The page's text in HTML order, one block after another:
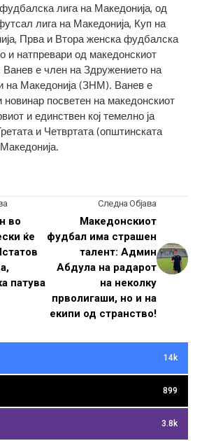
лига на Македонија, од
лига на Македонија, Куп на
Прва и Втора женска фудбалска
и натпревари од македонскиот
Ванев е член на Здружението на
на Македонија (ЗНМ). Ванев е
новинар посветен на македонскиот
и единствен кој темелно ја
и Четвртата (општинската
во
ќе
патува
Следна Објава
Македонскиот
фудбал има страшен
талент: Админ
Абдула на радарот
на неколку
прволигаши, но и на
екипи од странство!
14k
899
3.8k